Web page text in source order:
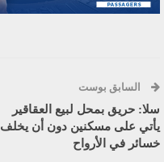
السابق بوست
سلا: حريق بمحل لبيع العقاقير
يأتي على مسكنين دون أن يخلف
خسائر في الأرواح